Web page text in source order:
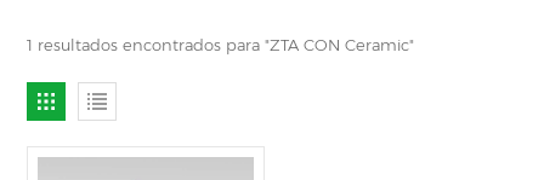
1 resultados encontrados para "ZTA CON Ceramic"